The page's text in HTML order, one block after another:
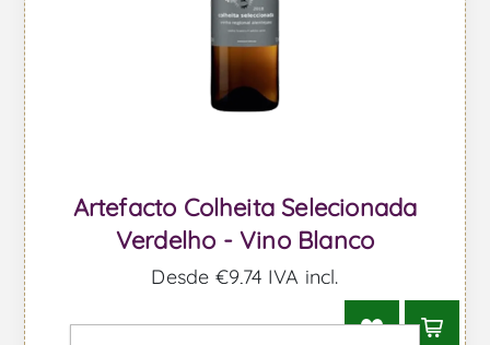
Artefacto Colheita Selecionada
Verdelho - Vino Blanco
Desde €9,74 IVA incl.